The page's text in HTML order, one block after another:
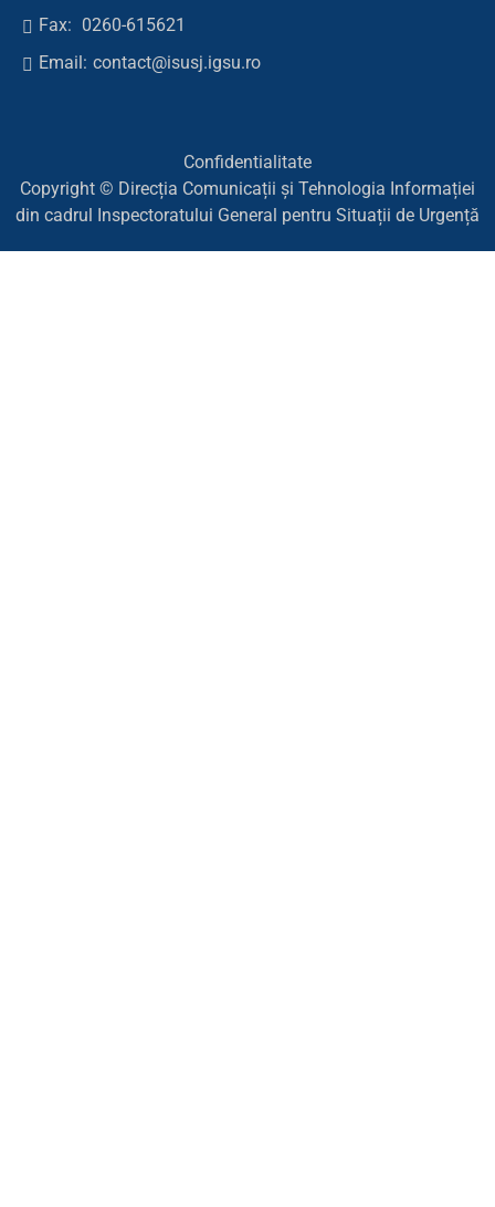
Fax: 0260-615621
Email: contact@isusj.igsu.ro
Confidentialitate
Copyright © Direcția Comunicații și Tehnologia Informației
din cadrul Inspectoratului General pentru Situații de Urgență